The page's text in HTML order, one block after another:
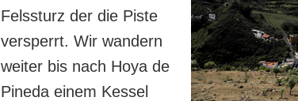
Felssturz der die Piste
versperrt. Wir wandern
weiter bis nach Hoya de
Pineda einem Kessel